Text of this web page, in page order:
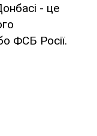
- це
ФСБ Росії.